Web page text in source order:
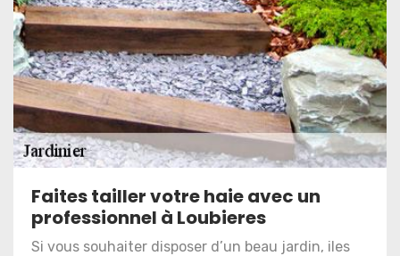
Faites tailler votre haie avec un
professionnel à Loubieres
Si vous souhaiter disposer d’un beau jardin, iles